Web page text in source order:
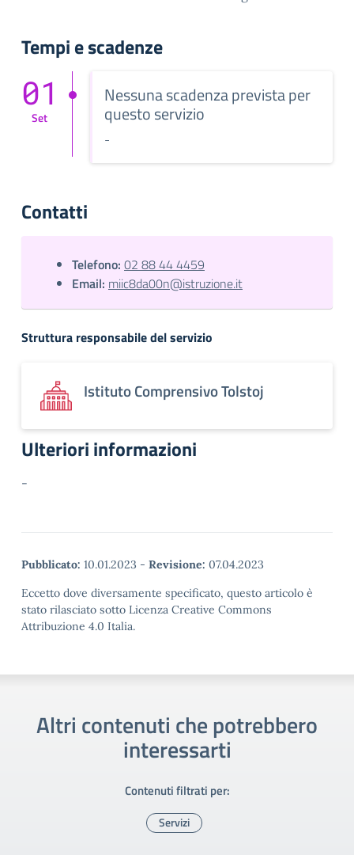
Tempi e scadenze
01
Set
Nessuna scadenza prevista per
questo servizio
-
Contatti
Telefono: 02 88 44 4459
Email: miic8da00n@istruzione.it
Struttura responsabile del servizio
Istituto Comprensivo Tolstoj
Ulteriori informazioni
-
Pubblicato: 10.01.2023 - Revisione: 07.04.2023
Eccetto dove diversamente specificato, questo articolo è
stato rilasciato sotto Licenza Creative Commons
Attribuzione 4.0 Italia.
Altri contenuti che potrebbero
interessarti
Contenuti filtrati per:
Servizi